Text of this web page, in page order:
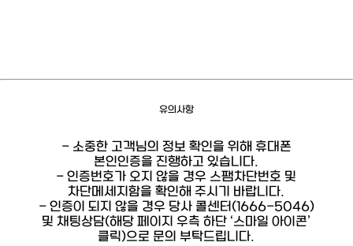
유의사항
- 소중한 고객님의 정보 확인을 위해 휴대폰
본인인증을 진행하고 있습니다.
- 인증번호가 오지 않을 경우 스팸차단번호 및
차단메세지함을 확인해 주시기 바랍니다.
- 인증이 되지 않을 경우 당사 콜센터(1666-5046)
및 채팅상담(해당 페이지 우측 하단 ‘스마일 아이콘’
클릭)으로 문의 부탁드립니다.